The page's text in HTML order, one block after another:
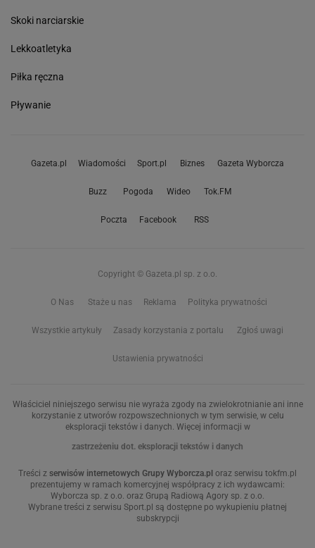
Skoki narciarskie
Lekkoatletyka
Piłka ręczna
Pływanie
Gazeta.pl Wiadomości Sport.pl Biznes Gazeta Wyborcza
Buzz Pogoda Wideo Tok.FM
Poczta Facebook RSS
Copyright © Gazeta.pl sp. z o.o.
O Nas Staże u nas Reklama Polityka prywatności
Wszystkie artykuły Zasady korzystania z portalu Zgłoś uwagi
Ustawienia prywatności
Właściciel niniejszego serwisu nie wyraża zgody na zwielokrotnianie ani inne
korzystanie z utworów rozpowszechnionych w tym serwisie, w celu
eksploracji tekstów i danych. Więcej informacji w
zastrzeżeniu dot. eksploracji tekstów i danych
Treści z serwisów internetowych Grupy Wyborcza.pl oraz serwisu tokfm.pl
prezentujemy w ramach komercyjnej współpracy z ich wydawcami:
Wyborcza sp. z o.o. oraz Grupą Radiową Agory sp. z o.o.
Wybrane treści z serwisu Sport.pl są dostępne po wykupieniu płatnej
subskrypcji